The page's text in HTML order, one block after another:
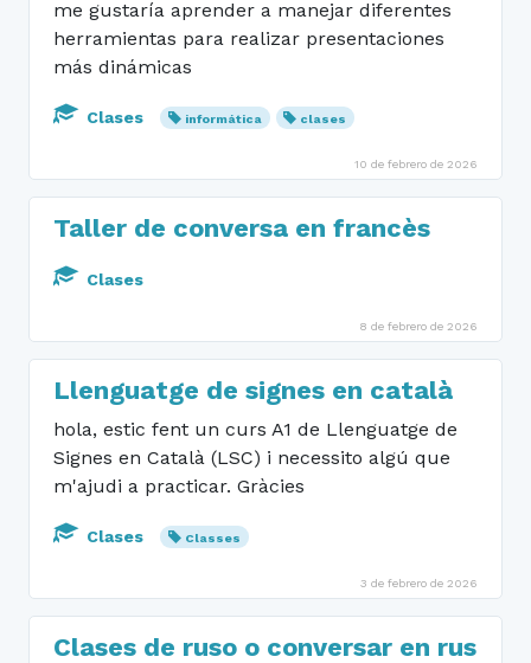
me gustaría aprender a manejar diferentes
herramientas para realizar presentaciones
más dinámicas
Clases informática clases
10 de febrero de 2026
Taller de conversa en francès
Clases
8 de febrero de 2026
Llenguatge de signes en català
hola, estic fent un curs A1 de Llenguatge de
Signes en Català (LSC) i necessito algú que
m'ajudi a practicar. Gràcies
Clases Classes
3 de febrero de 2026
Clases de ruso o conversar en rus